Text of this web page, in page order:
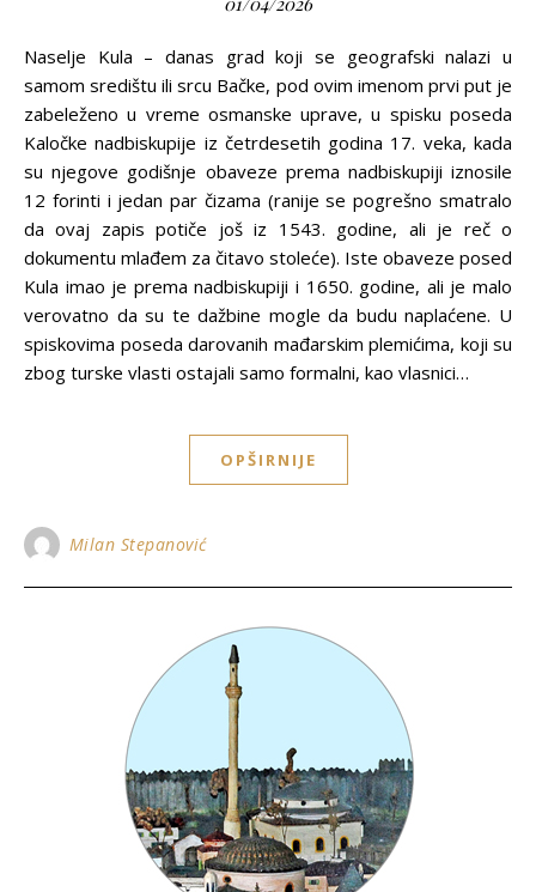
Naselje Kula – danas grad koji se geografski nalazi u
samom središtu ili srcu Bačke, pod ovim imenom prvi put je
zabeleženo u vreme osmanske uprave, u spisku poseda
Kaločke nadbiskupije iz četrdesetih godina 17. veka, kada
su njegove godišnje obaveze prema nadbiskupiji iznosile
12 forinti i jedan par čizama (ranije se pogrešno smatralo
da ovaj zapis potiče još iz 1543. godine, ali je reč o
dokumentu mlađem za čitavo stoleće). Iste obaveze posed
Kula imao je prema nadbiskupiji i 1650. godine, ali je malo
verovatno da su te dažbine mogle da budu naplaćene. U
spiskovima poseda darovanih mađarskim plemićima, koji su
zbog turske vlasti ostajali samo formalni, kao vlasnici…
OPŠIRNIJE
Milan Stepanović